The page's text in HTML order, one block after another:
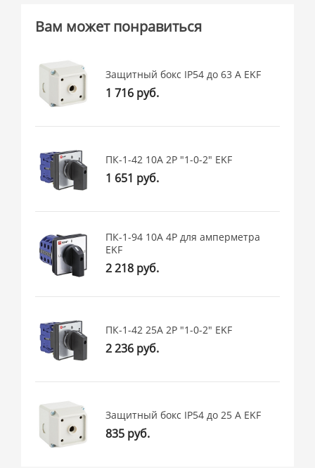
Вам может понравиться
Защитный бокс IP54 до 63 А EKF
1 716 руб.
ПК-1-42 10А 2P "1-0-2" EKF
1 651 руб.
ПК-1-94 10А 4P для амперметра
EKF
2 218 руб.
ПК-1-42 25А 2P "1-0-2" EKF
2 236 руб.
Защитный бокс IP54 до 25 А EKF
835 руб.